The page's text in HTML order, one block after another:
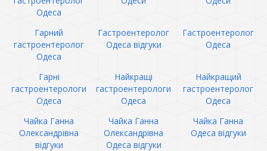
Одеса
Гарний
гастроентеролог
Одеса
Гастроентеролог
Одеса відгуки
Гастроентеролог
Одеса
Гарні
гастроентерологи
Одеса
Найкращі
гастроентерологи
Одеса
Найкращий
гастроентеролог
Одеса
Чайка Ганна
Олександрівна
відгуки
Чайка Ганна
Олександрівна
Одеса відгуки
Чайка Ганна
Одеса відгуки